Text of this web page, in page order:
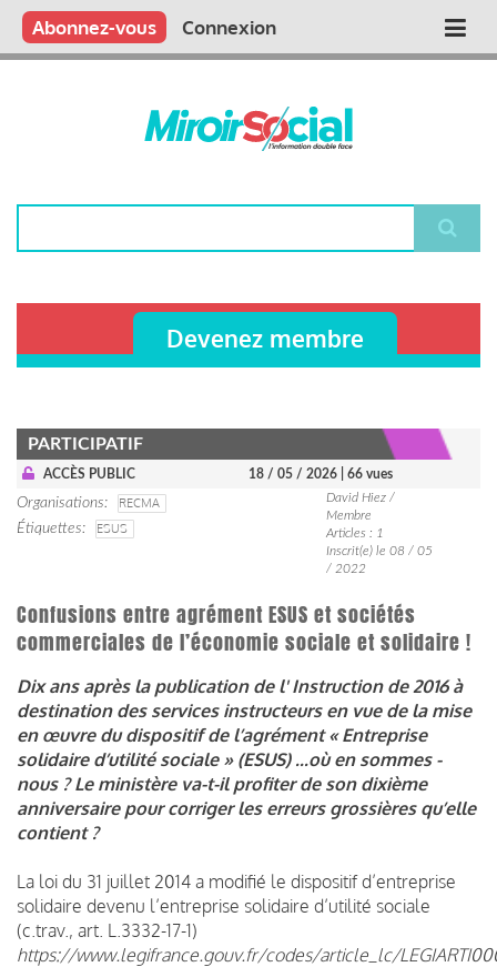
Aller
contenu
Main
Qui sommes nous ?
Vous publiez
Nous publions
Contactez-nous
Abonnez-vous Connexion
Devenez membre
PARTICIPATIF
ACCÈS PUBLIC 18 / 05 / 2026 | 66 vues
Organisations
RECMA
Étiquettes
ESUS
David Hiez /
Membre
Articles : 1
Inscrit(e) le 08 / 05
/ 2022
Confusions entre agrément ESUS et sociétés
commerciales de l’économie sociale et solidaire !
Dix ans après la publication de l' Instruction de 2016 à
destination des services instructeurs en vue de la mise
en œuvre du dispositif de l’agrément « Entreprise
solidaire d’utilité sociale » (ESUS) ...où en sommes -
nous ?Le ministère va-t-il profiter de son dixième
anniversaire pour corriger les erreurs grossières qu’elle
contient ?
La loi du 31 juillet 2014 a modifié le dispositif d’entreprise
solidaire devenu l’entreprise solidaire d’utilité sociale
(c.trav., art. L.3332-17-1)
https://www.legifrance.gouv.fr/codes/article_lc/